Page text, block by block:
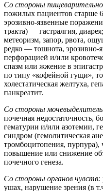
Со стороны
пожилых пациентов старше
эрозивно-язвенные
тракта) — гастралгия,
метеоризм, запор, рвота,
редко — тошнота,
перфорацией и/или
спазм или жжение в
по типу «кофейной гущи»,
холестатическая желтуха,
панкреатит.
Со стороны
почечная недостаточность,
гематурии и/или азотемии,
синдром (гемолитическая
тромбоцитопения, пурпура),
повышение или снижение
почечного генеза.
Со стороны органов чувств:
ушах, нарушение зрения (в